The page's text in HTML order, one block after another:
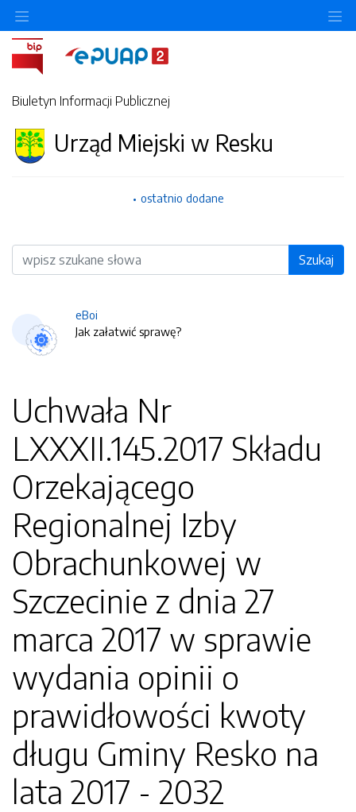
Biuletyn Informacji Publicznej
Urząd Miejski w Resku
ostatnio dodane
Wyszukiwarka Szukaj
eBoi
Jak załatwić sprawę?
Uchwała Nr
LXXXII.145.2017 Składu
Orzekającego
Regionalnej Izby
Obrachunkowej w
Szczecinie z dnia 27
marca 2017 w sprawie
wydania opinii o
prawidłowości kwoty
długu Gminy Resko na
lata 2017 - 2032